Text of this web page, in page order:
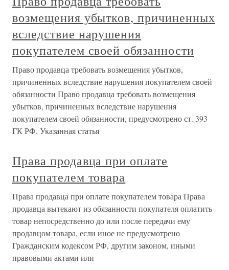
возмещения убытков, причиненных
вследствие нарушения
покупателем своей обязанности
Право продавца требовать возмещения убытков,
причиненных вследствие нарушения покупателем своей
обязанности Право продавца требовать возмещения
убытков, причиненных вследствие нарушения
покупателем своей обязанности, предусмотрено ст. 393
ГК РФ. Указанная статья
Права продавца при оплате
покупателем товара
Права продавца при оплате покупателем товара Права
продавца вытекают из обязанности покупателя оплатить
товар непосредственно до или после передачи ему
продавцом товара, если иное не предусмотрено
Гражданским кодексом РФ, другим законом, иными
правовыми актами или